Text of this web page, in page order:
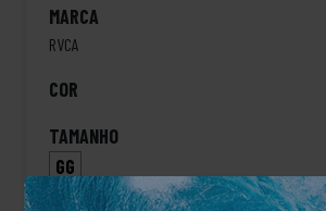
MARCA
RVCA
COR
TAMANHO
GG